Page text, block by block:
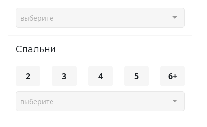
выберите
спальни
2 3 4 5 6+
выберите